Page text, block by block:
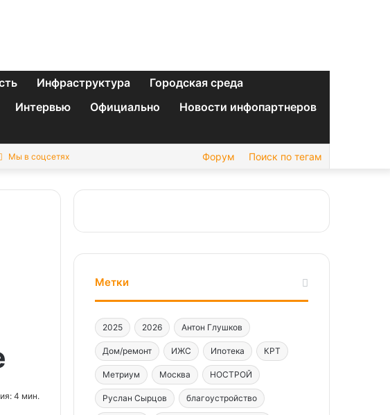
Инфраструктура
Городская среда
Интервью Официально
Новости инфопартнеров
Мы в соцсетях Форум Поиск по тегам
4 мин.
Метки
2025 2026 Антон Глушков
Дом/ремонт ИЖС Ипотека КРТ
Метриум Москва НОСТРОЙ
Руслан Сырцов благоустройство